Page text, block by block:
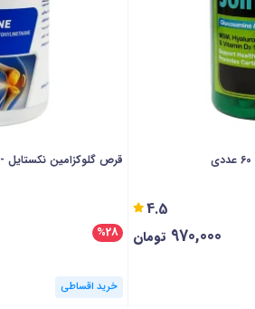
4.5
970,000 تومان
قرص گلوکزامین نکستایل - 60 عددی
%28
خرید اقساطی